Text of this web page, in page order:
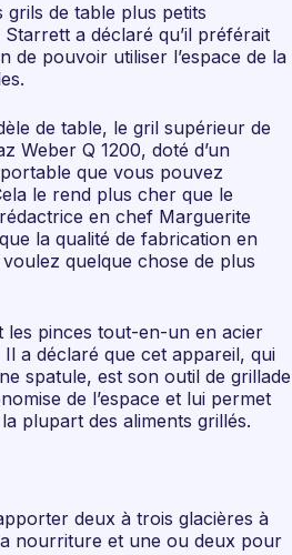
grils de table plus petits
a déclaré qu’il préférait
de pouvoir utiliser l’espace de la
de table, le gril supérieur de
Weber Q 1200, doté d’un
que vous pouvez
le rend plus cher que le
en chef Marguerite
la qualité de fabrication en
quelque chose de plus
les pinces tout-en-un en acier
a déclaré que cet appareil, qui
spatule, est son outil de grillade
de l’espace et lui permet
plupart des aliments grillés.
deux à trois glacières à
nourriture et une ou deux pour